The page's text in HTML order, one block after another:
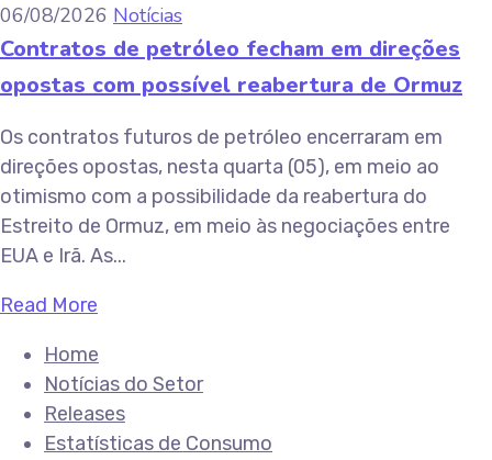
06/08/2026 Notícias
Contratos de petróleo fecham em direções
opostas com possível reabertura de Ormuz
Os contratos futuros de petróleo encerraram em
direções opostas, nesta quarta (05), em meio ao
otimismo com a possibilidade da reabertura do
Estreito de Ormuz, em meio às negociações entre
EUA e Irã. As...
Read More
Home
Notícias do Setor
Releases
Estatísticas de Consumo